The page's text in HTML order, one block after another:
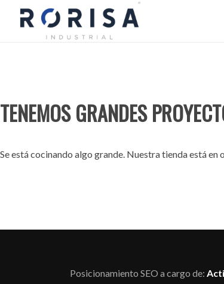
TENEMOS GRANDES
Se está cocinando algo grande. Nuestra tienda está en
Posicionamiento SEO a cargo de: